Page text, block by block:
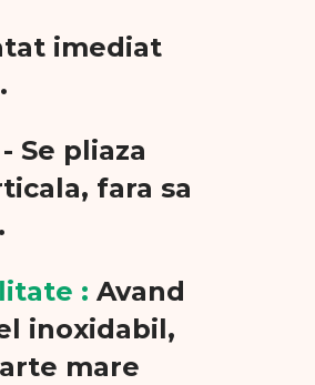
imediat
- Se pliaza
fara sa
: Avand
inoxidabil,
mare